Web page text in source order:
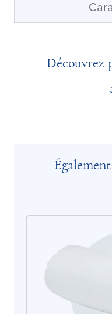
Découvrez